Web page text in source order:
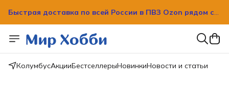
Быстрая доставка по всей России в ПВЗ Ozon рядом с
Быстрая доставка по всей России в ПВЗ Ozon рядом с
вашим домом!
КолумбусАкцииБестселлерыНовинкиНовости и статьи